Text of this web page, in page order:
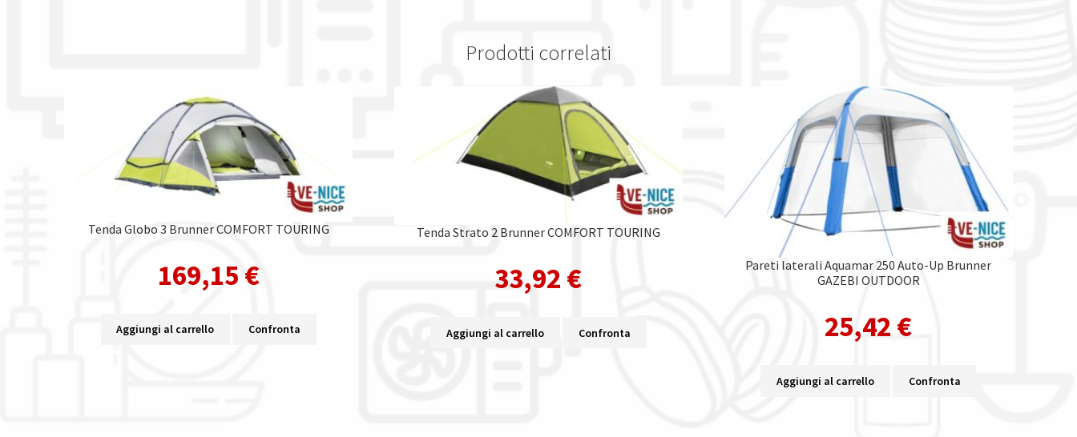
Prodotti correlati
Tenda Globo 3 Brunner COMFORT TOURING
169,15 €
Aggiungi al carrello Confronta
Tenda Strato 2 Brunner COMFORT TOURING
33,92 €
Aggiungi al carrello Confronta
Pareti laterali Aquamar 250 Auto-Up Brunner
GAZEBI OUTDOOR
25,42 €
Aggiungi al carrello Confronta